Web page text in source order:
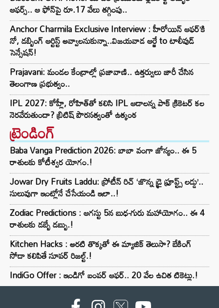
ఆఫర్స్.. ఆ ఫోన్‌పై రూ.17 వేలు తగ్గింపు..
Anchor Charmila Exclusive Interview : హీరోయిన్ ఆఫర్’కి
నో, డబ్బింగ్ ఆర్టిస్ట్ అవ్వాలనుకున్నా..విజయవాడ ఆర్జే to టాలీవుడ్
సెన్సేషన్!
Prajavani: మండల కేంద్రాల్లో ప్రజావాణి.. ఉత్తర్వులు జారీ చేసిన
తెలంగాణ ప్రభుత్వం..
IPL 2027: కోహ్లీ, రోహిత్‌తో కలిసి IPL ఆడాలన్న పాక్‌ క్రికెటర్‌ కల
నెరవేరుతుందా? బ్రిటిష్ పౌరసత్వంతో ఉత్కంఠ
ట్రెండింగ్‌
Baba Vanga Prediction 2026: బాబా వంగా జోస్యం.. ఈ 5
రాశులకు కోటీశ్వర యోగం.!
Jowar Dry Fruits Laddu: ప్రోటీన్ రిచ్ ‘జొన్న డ్రై ఫ్రూప్ట్స్ లడ్డు’..
సులువుగా ఇంట్లోనే చేసేయండి ఇలా..!
Zodiac Predictions : ఆగస్టు 5న బుధ-గురు మహాయోగం.. ఈ 4
రాశులకు డబ్బే డబ్బు.!
Kitchen Hacks : అరటి తొక్కతో ఈ మ్యాజిక్ తెలుసా? బేకింగ్
సోడా కలిపితే సూపర్ రిజల్ట్.!
IndiGo Offer : ఇండిగో బంపర్ ఆఫర్.. 20 వేల ఉచిత టికెట్లు.!